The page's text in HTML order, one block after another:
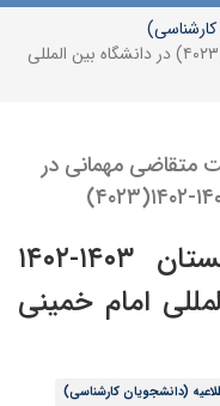
کارشناسی)
برگزاری حضوری ترم تابستان ۱۴۰۳-۱۴۰۲ (۴۰۲۳) در دانشگاه بین المللی
متقاضی مهمانی در
برگزاری حضوری ترم تابستان ۱۴۰۳-۱۴۰۲
امام خمینی
(دانشجویان کارشناسی)